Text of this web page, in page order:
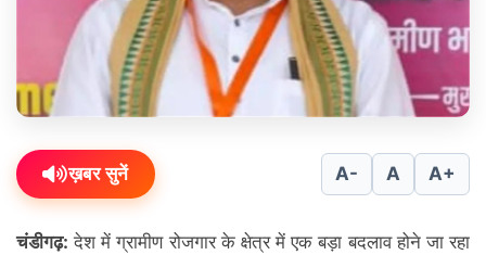
ख़बर सुनें A- A A+
चंडीगढ़: देश में ग्रामीण रोजगार के क्षेत्र में एक बड़ा बदलाव होने जा रहा